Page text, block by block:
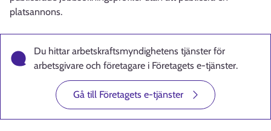
platsannons.
Du hittar arbetskraftsmyndighetens tjänster för
arbetsgivare och företagare i Företagets e-tjänster.
Gå till Företagets e-tjänster